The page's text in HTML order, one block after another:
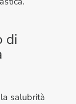
di
salubrità